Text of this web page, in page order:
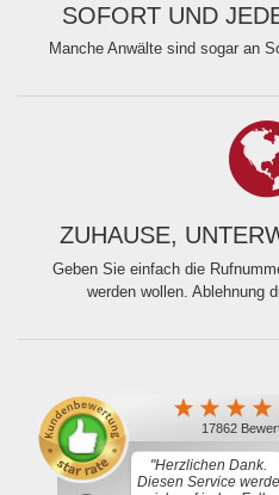
SOFORT UND
Manche Anwälte sind sogar an
ZUHAUSE,
Geben Sie einfach die
werden wollen. Ablehnung
17862
"Herzlichen Dank.
Diesen Service werde